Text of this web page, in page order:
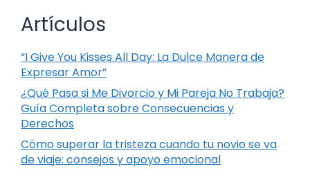
Artículos
“I Give You Kisses All Day: La Dulce Manera de
Expresar Amor”
¿Qué Pasa si Me Divorcio y Mi Pareja No Trabaja?
Guía Completa sobre Consecuencias y
Derechos
Cómo superar la tristeza cuando tu novio se va
de viaje: consejos y apoyo emocional